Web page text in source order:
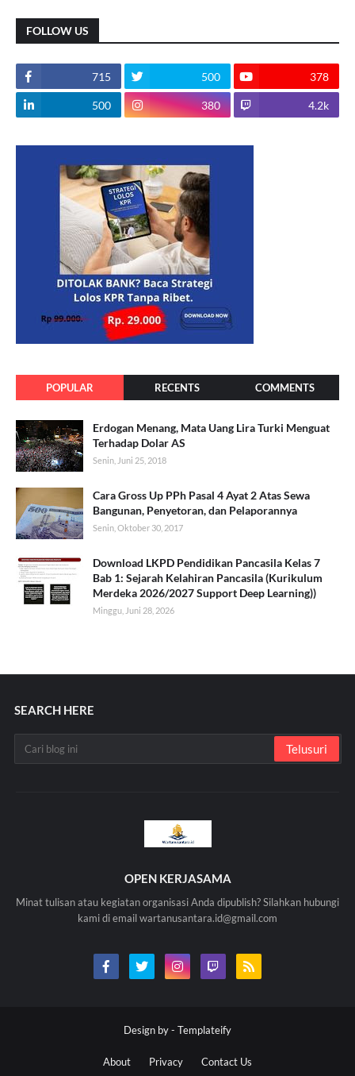
FOLLOW US
715 500 378
500 380 4.2k
POPULAR RECENTS COMMENTS
Erdogan Menang, Mata Uang Lira Turki Menguat
Terhadap Dolar AS
Senin, Juni 25, 2018
Cara Gross Up PPh Pasal 4 Ayat 2 Atas Sewa
Bangunan, Penyetoran, dan Pelaporannya
Senin, Oktober 30, 2017
Download LKPD Pendidikan Pancasila Kelas 7
Bab 1: Sejarah Kelahiran Pancasila (Kurikulum
Merdeka 2026/2027 Support Deep Learning))
Minggu, Juni 28, 2026
SEARCH HERE
OPEN KERJASAMA
Minat tulisan atau kegiatan organisasi Anda dipublish? Silahkan hubungi
kami di email wartanusantara.id@gmail.com
Design by - Templateify
About Privacy Contact Us